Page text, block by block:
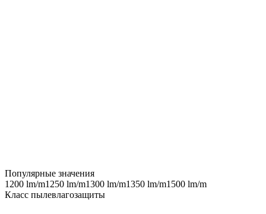
Популярные значения
1200 lm/m1250 lm/m1300 lm/m1350 lm/m1500 lm/m
Класс пылевлагозащиты